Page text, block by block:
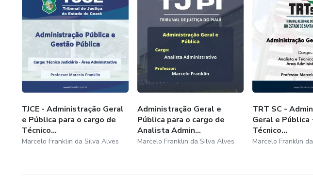
TJCE - Administração Geral
e Pública para o cargo de
Técnico...
Marcelo Franklin da Silva Alves
Administração Geral e
Pública para o cargo de
Analista Admin...
Marcelo Franklin da Silva Alves
TRT SC -
Geral e
Técnico...
Marcelo Franklin